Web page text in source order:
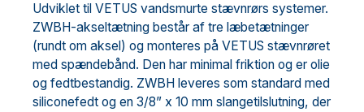
Udviklet til VETUS vandsmurte stævnrørs systemer.
ZWBH-akseltætning består af tre læbetætninger
(rundt om aksel) og monteres på VETUS stævnrøret
med spændebånd. Den har minimal friktion og er olie
og fedtbestandig. ZWBH leveres som standard med
siliconefedt og en 3/8” x 10 mm slangetilslutning, der